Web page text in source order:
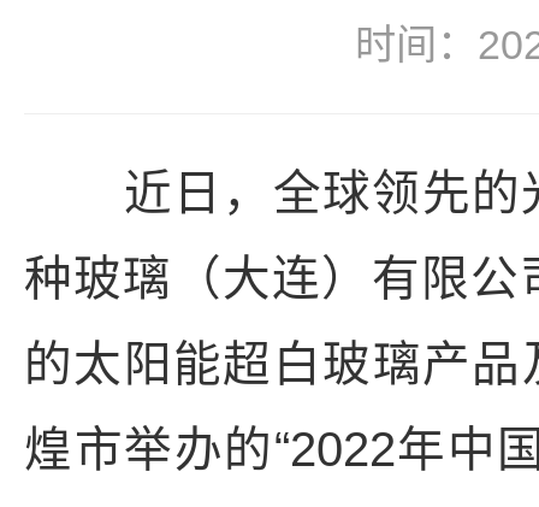
时间：
近日，全球领先的
种玻璃（大连）有限
的太阳能超白玻璃产
煌市举办的“2022年中